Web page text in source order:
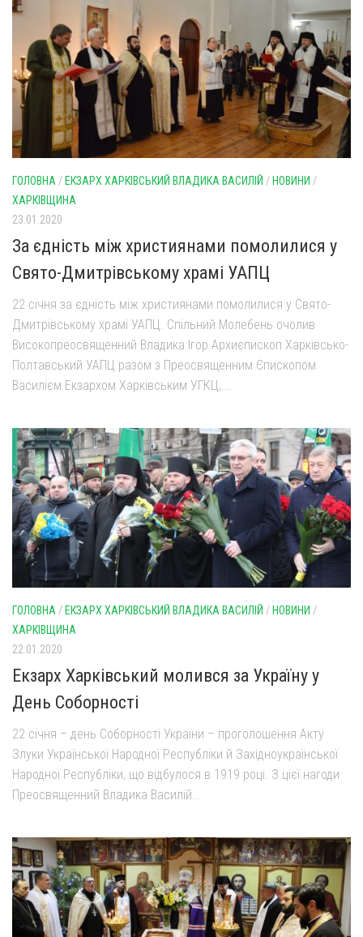
ГОЛОВНА / ЕКЗАРХ ХАРКІВСЬКИЙ ВЛАДИКА ВАСИЛІЙ / НОВИНИ /
ХАРКІВЩИНА
23.01.2020
За єдність між християнами помолилися у
Свято-Дмитрівському храмі УАПЦ
22 січня за єдність між християнами помолилися у Свято-
Дмитрівському храмі УАПЦ. Спільний Молебень очолив
Високопреосвященний Владика Ігор Архиєпископ Харківсько-
Полтавський УАПЦ разом з Преосвященним Єпископом
Василієм Екзархом Харківським УГКЦ,...
ГОЛОВНА / ЕКЗАРХ ХАРКІВСЬКИЙ ВЛАДИКА ВАСИЛІЙ / НОВИНИ /
ХАРКІВЩИНА
22.01.2020
Екзарх Харківський молився за Україну у
День Соборності
22 січня – день Соборності України – проголошення Акту
Злуки Української Народної Республіки й Західноукраїнської
Народної Республіки, що відбулося в 1919 році. З цієї нагоди
Преосвященний Владика Василій...